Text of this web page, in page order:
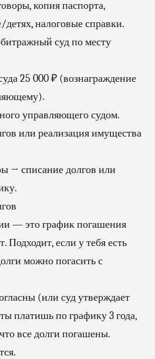
копия паспорта,
детях, налоговые справки.
суд по месту
25 000 ₽ (вознаграждение
управляющего судом.
или реализация имущества
→ списание долгов или
— это график погашения
Подходит, если у тебя есть
можно погасить с
(или суд утверждает
платишь по графику 3 года,
все долги погашены.